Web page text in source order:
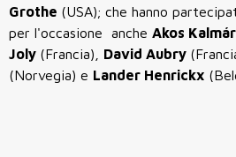
Grothe (USA); che hanno
per l'occasione anche Akos Kalmár
Joly (Francia), David Aubry
(Norvegia) e Lander Henrickx